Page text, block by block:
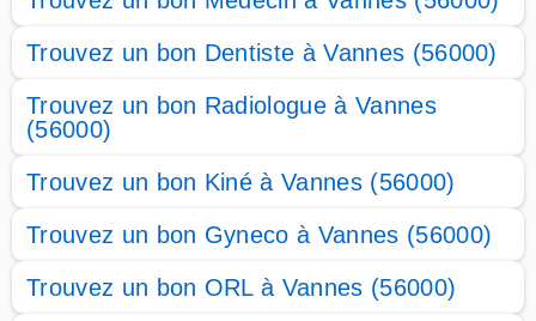
Trouvez un bon Dentiste à Vannes (56000)
Trouvez un bon Radiologue à Vannes
(56000)
Trouvez un bon Kiné à Vannes (56000)
Trouvez un bon Gyneco à Vannes (56000)
Trouvez un bon ORL à Vannes (56000)